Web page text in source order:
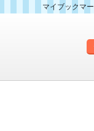
マイブックマ